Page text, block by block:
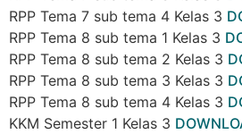
RPP Tema 7 sub tema 4 Kelas 3
RPP Tema 8 sub tema 1 Kelas 3
RPP Tema 8 sub tema 2 Kelas 3
RPP Tema 8 sub tema 3 Kelas 3
RPP Tema 8 sub tema 4 Kelas 3
KKM Semester 1 Kelas 3